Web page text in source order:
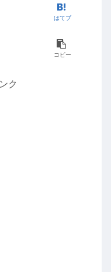
はてブ
コピー
ク